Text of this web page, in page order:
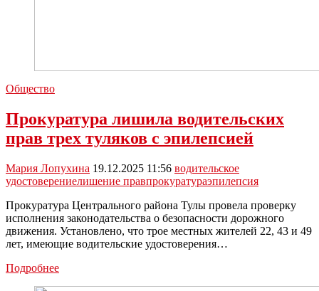
Общество
Прокуратура лишила водительских
прав трех туляков с эпилепсией
Мария Лопухина 19.12.2025 11:56 водительское
удостоверениелишение правпрокуратураэпилепсия
Прокуратура Центрального района Тулы провела проверку
исполнения законодательства о безопасности дорожного
движения. Установлено, что трое местных жителей 22, 43 и 49
лет, имеющие водительские удостоверения…
ПодробнееПрокуратура